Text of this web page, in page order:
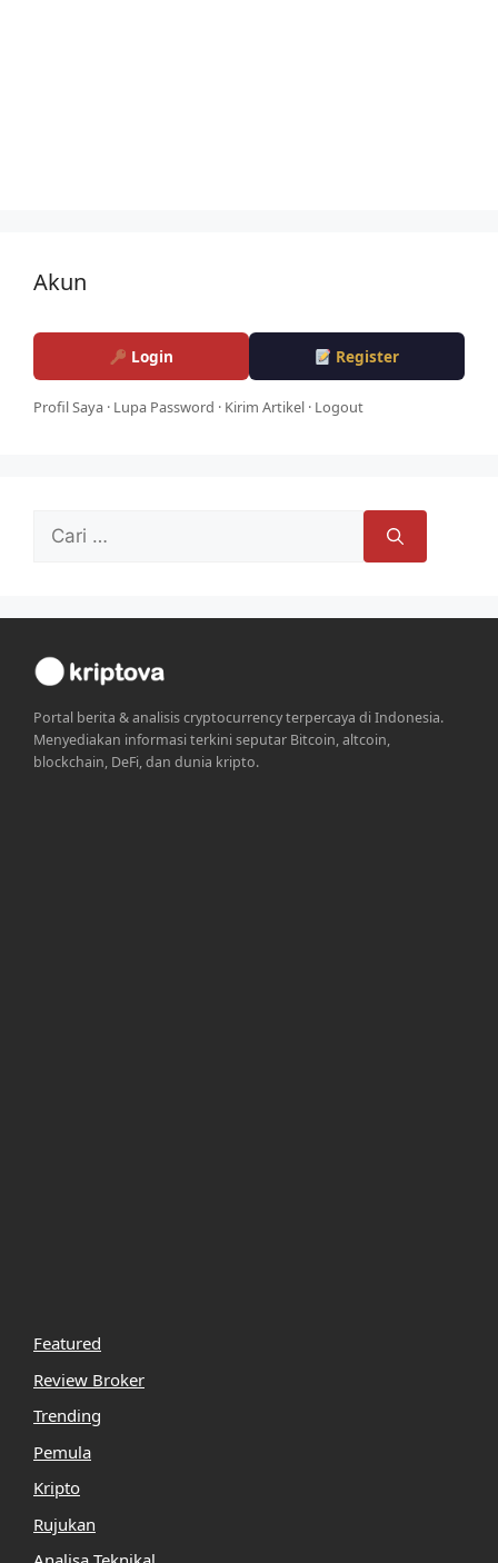
Akun
Login Register
Profil Saya · Lupa Password · Kirim Artikel · Logout
Cari
Portal berita & analisis cryptocurrency terpercaya di Indonesia.
Menyediakan informasi terkini seputar Bitcoin, altcoin,
blockchain, DeFi, dan dunia kripto.
Featured
Review Broker
Trending
Pemula
Kripto
Rujukan